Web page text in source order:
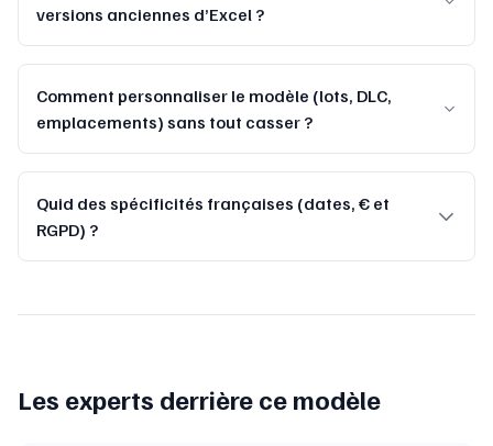
versions anciennes d’Excel ?
Comment personnaliser le modèle (lots, DLC,
emplacements) sans tout casser ?
Quid des spécificités françaises (dates, € et
RGPD) ?
Les experts derrière ce modèle